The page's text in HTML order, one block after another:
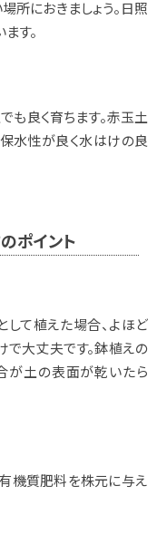
所におきましょう。日照
す。
も良く育ちます。赤玉土
水性が良く水はけの良
ポイント
して植えた場合、よほど
大丈夫です。鉢植えの
が土の表面が乾いたら
有機質肥料を株元に与え